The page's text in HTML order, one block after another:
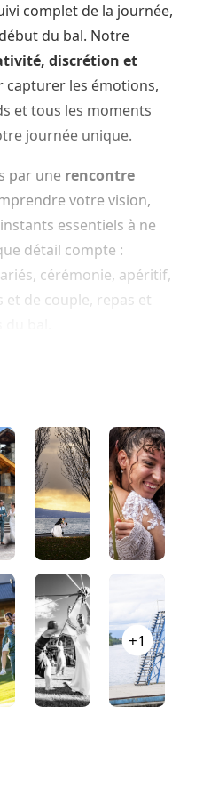
complet de la journée,
du bal. Notre
discrétion et
capturer les émotions,
et tous les moments
journée unique.
par une rencontre
votre vision,
essentiels à ne
détail compte :
cérémonie, apéritif,
de couple, repas et
besoins pour une
le terrain
: 15 heures
pour capturer
des préparatifs au
: tri, sélection et
pour un
et élégant.
images retouchées
heures, prêtes à
+1